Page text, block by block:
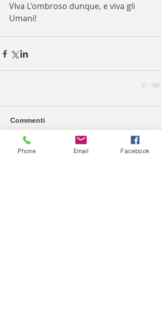
VIva L'ombroso dunque, e viva gli
Umani!
Commenti
Phone Email Facebook